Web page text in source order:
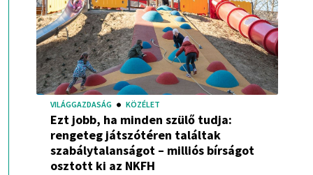
VILÁGGAZDASÁG KÖZÉLET
Ezt jobb, ha minden szülő tudja:
rengeteg játszótéren találtak
szabálytalanságot – milliós bírságot
osztott ki az NKFH